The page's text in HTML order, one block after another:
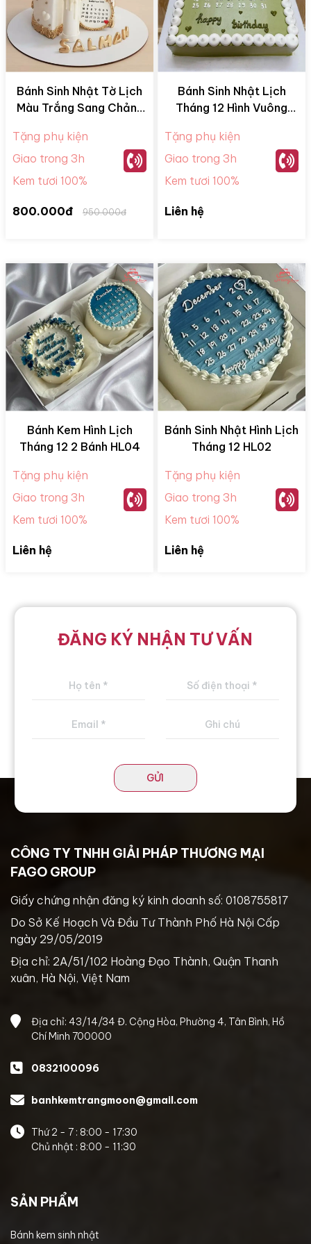
Bánh Sinh Nhật Tờ Lịch
Màu Trắng Sang Chảnh
Tặng phụ kiện
Giao trong 3h
Kem tươi 100%
800.000đ 950.000đ
Bánh Sinh Nhật Lịch
Tháng 12 Hình Vuông
Tặng phụ kiện
Giao trong 3h
Kem tươi 100%
Liên hệ
Bánh Kem Hình Lịch
Tháng 12 2 Bánh HL04
Tặng phụ kiện
Giao trong 3h
Kem tươi 100%
Liên hệ
Bánh Sinh Nhật Hình Lịch
Tháng 12 HL02
Tặng phụ kiện
Giao trong 3h
Kem tươi 100%
Liên hệ
ĐĂNG KÝ NHẬN TƯ VẤN
GỬI
CÔNG TY TNHH GIẢI PHÁP THƯƠNG MẠI
FAGO GROUP
Giấy chứng nhận đăng ký kinh doanh số: 0108755817
Do Sở Kế Hoạch Và Đầu Tư Thành Phố Hà Nội Cấp
ngày 29/05/2019
Địa chỉ: 2A/51/102 Hoàng Đạo Thành, Quận Thanh
xuân, Hà Nội, Việt Nam
Địa chỉ: 43/14/34 Đ. Cộng Hòa, Phường 4, Tân Bình, Hồ
Chí Minh 700000
0832100096
banhkemtrangmoon@gmail.com
Thứ 2 - 7 : 8:00 - 17:30
Chủ nhật : 8:00 - 11:30
SẢN PHẨM
Bánh kem sinh nhật